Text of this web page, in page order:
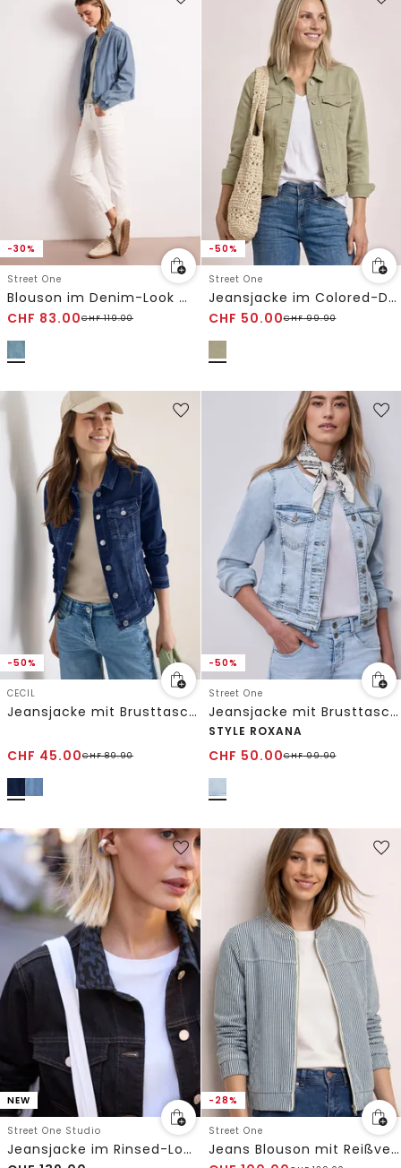
-30%
Street One
Blouson im Denim-Look mit Taschen
CHF 83.00CHF119.00
-50%
Street One
Jeansjacke im Colored-Denim-Look
CHF 50.00CHF99.90
-50%
CECIL
Jeansjacke mit Brusttaschen und Knöpfen
CHF 45.00CHF89.90
-50%
Street One
Jeansjacke mit Brusttaschen und Knöpfen
STYLE ROXANA
CHF 50.00CHF99.90
NEW
Street One Studio
Jeansjacke im Rinsed-Look mit Kragen
-28%
Street One
Jeans Blouson mit Reißverschluss